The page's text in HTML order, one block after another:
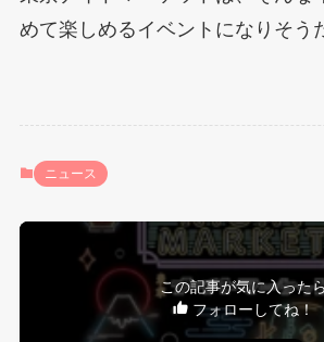
めて楽しめるイベントになりそう
ニュース
この記事が気に入った
フォローしてね！